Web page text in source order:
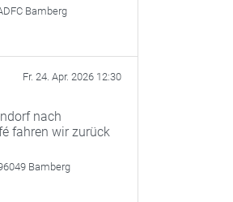
Bamberg
Fr. 24. Apr. 2026 12:30
nach
fahren wir zurück
Bamberg